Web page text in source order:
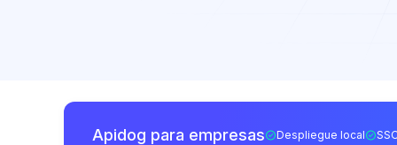
Apidog para empresas Despliegue local